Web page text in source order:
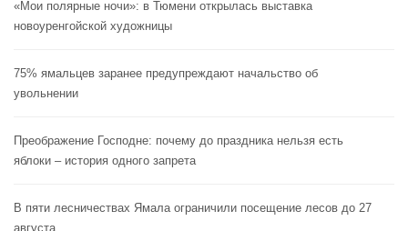
«Мои полярные ночи»: в Тюмени открылась выставка
новоуренгойской художницы
75% ямальцев заранее предупреждают начальство об
увольнении
Преображение Господне: почему до праздника нельзя есть
яблоки – история одного запрета
В пяти лесничествах Ямала ограничили посещение лесов до 27
августа